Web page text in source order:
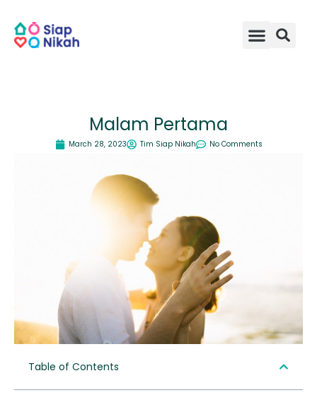
content
Malam Pertama
March 28, 2023 Tim Siap Nikah No Comments
Table of Contents